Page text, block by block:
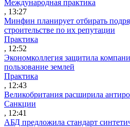
Международная практика
, 13:27
Минфин планирует отбирать
строительстве по их репутации
Практика
, 12:52
Экономколлегия защитила
пользование землей
Практика
, 12:43
Великобритания расширила
Санкции
, 12:41
АБД предложила стандарт